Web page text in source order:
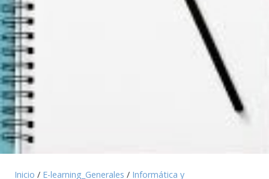
Inicio / E-learning_Generales / Informática y